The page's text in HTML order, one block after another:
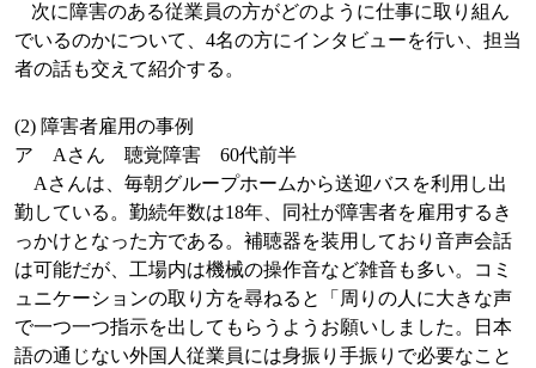
次に障害のある従業員の方がどのように仕事に取り組ん
でいるのかについて、 4名の方にインタビューを行い、担当
者の話も交えて紹介する。
(2) 障害者雇用の事例
ア Aさん 聴覚障害 60代前半
Aさんは、毎朝グループホームから送迎バスを利用し出
勤している。勤続年数は18年、同社が障害者を雇用するき
っかけとなった方である。補聴器を装用しており音声会話
は可能だが、工場内は機械の操作音など雑音も多い。コミ
ュニケーションの取り方を尋ねると「周りの人に大きな声
で一つ一つ指示を出してもらうようお願いしました。日本
語の通じない外国人従業員には身振り手振りで必要なこと